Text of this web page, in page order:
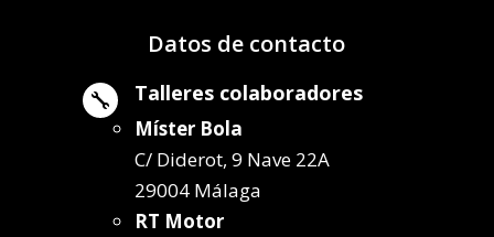
Datos de contacto
 Talleres colaboradores
Míster Bola
C/ Diderot, 9 Nave 22A
29004 Málaga
RT Motor